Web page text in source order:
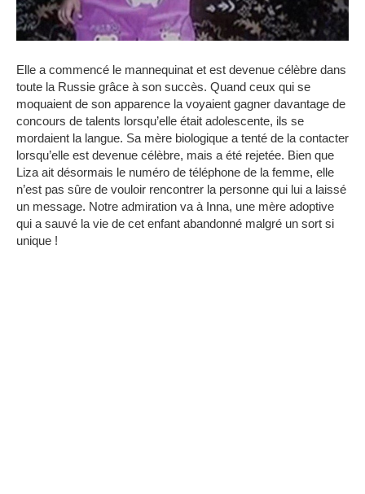
Elle a commencé le mannequinat et est devenue célèbre dans
toute la Russie grâce à son succès. Quand ceux qui se
moquaient de son apparence la voyaient gagner davantage de
concours de talents lorsqu’elle était adolescente, ils se
mordaient la langue. Sa mère biologique a tenté de la contacter
lorsqu’elle est devenue célèbre, mais a été rejetée. Bien que
Liza ait désormais le numéro de téléphone de la femme, elle
n’est pas sûre de vouloir rencontrer la personne qui lui a laissé
un message. Notre admiration va à Inna, une mère adoptive
qui a sauvé la vie de cet enfant abandonné malgré un sort si
unique !